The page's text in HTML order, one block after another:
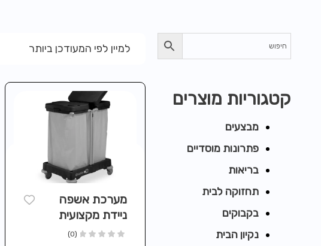
קטגוריות מוצרים
מבצעים
פתרונות מוסדיים
בריאות
תחזוקה לבית
בקבוקים
נקיון הבית
למיין לפי המעודכן ביותר
מערכת אשפה
ניידת מקצועית
NSX240R עם שני(0)